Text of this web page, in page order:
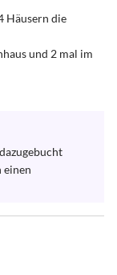
Häusern die
und 2 mal im
einen